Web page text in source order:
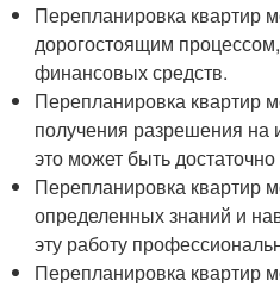
Перепланировка квартир
дорогостоящим
финансовых средств.
Перепланировка квартир
получения разрешения на
это может быть
Перепланировка квартир
определенных знаний и
эту работу
Перепланировка квартир